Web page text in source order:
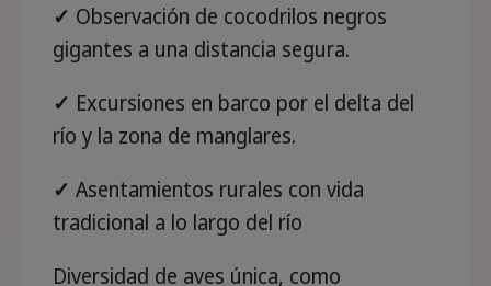
✓ Observación de cocodrilos negros
gigantes a una distancia segura.
✓ Excursiones en barco por el delta del
río y la zona de manglares.
✓ Asentamientos rurales con vida
tradicional a lo largo del río
Diversidad de aves única, como